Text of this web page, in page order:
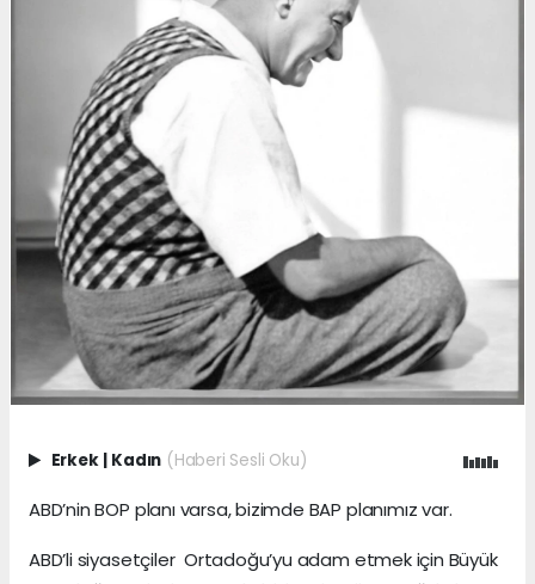
Erkek | Kadın (Haberi Sesli Oku)
ABD’nin BOP planı varsa, bizimde BAP planımız var.
ABD’li siyasetçiler Ortadoğu’yu adam etmek için Büyük